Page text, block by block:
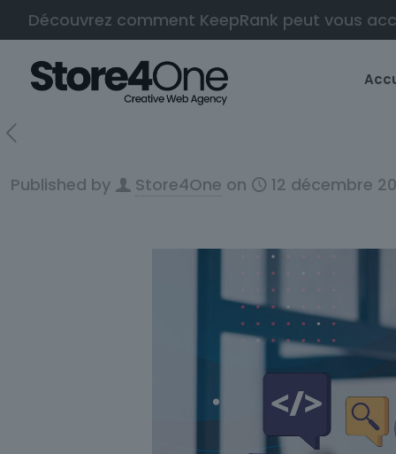
Découvrez comment KeepRank peut vous
Published by Store4One on 12 décembre